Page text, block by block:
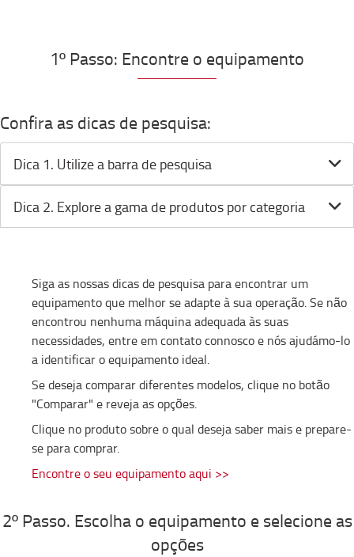
1º Passo: Encontre o equipamento
Confira as dicas de pesquisa:
Dica 1. Utilize a barra de pesquisa
Dica 2. Explore a gama de produtos por categoria
Siga as nossas dicas de pesquisa para encontrar um
equipamento que melhor se adapte à sua operação. Se não
encontrou nenhuma máquina adequada às suas
necessidades, entre em contato connosco e nós ajudámo-lo
a identificar o equipamento ideal.
Se deseja comparar diferentes modelos, clique no botão
"Comparar" e reveja as opções.
Clique no produto sobre o qual deseja saber mais e prepare-
se para comprar.
Encontre o seu equipamento aqui >>
2º Passo. Escolha o equipamento e selecione as
opções